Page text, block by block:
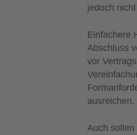
jedoch
Einfachere
Abschluss
vor
Auch